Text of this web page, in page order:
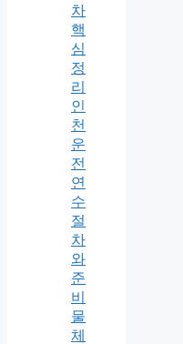
차
핵
심
정
리
인
천
운
전
연
수
절
차
와
준
비
물
체